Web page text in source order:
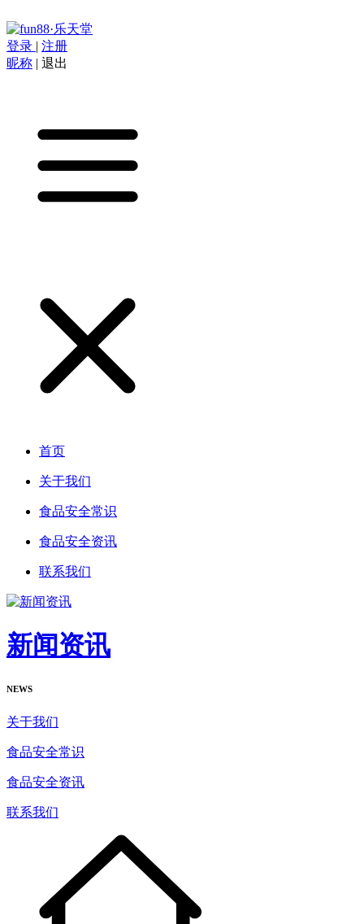
登录 | 注册
昵称 | 退出
首页
关于我们
食品安全常识
食品安全资讯
联系我们
新闻资讯
NEWS
关于我们
食品安全常识
食品安全资讯
联系我们